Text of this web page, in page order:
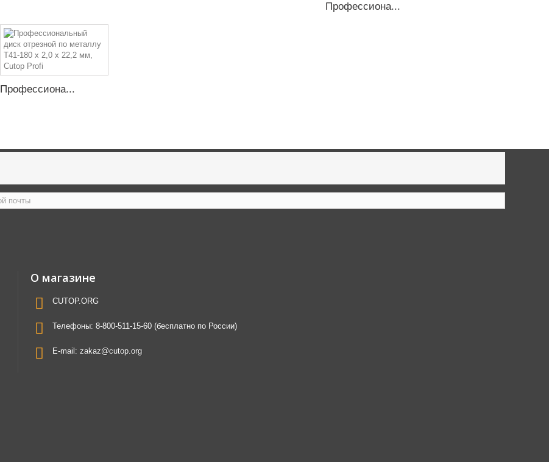
Профессиона...
Профессиона...
О магазине
CUTOP.ORG
Телефоны: 8-800-511-15-60 (бесплатно по России)
E-mail: zakaz@cutop.org